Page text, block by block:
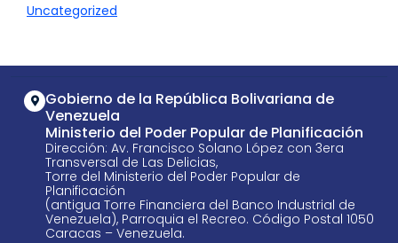
Uncategorized
Gobierno de la República Bolivariana de
Venezuela
Ministerio del Poder Popular de Planificación
Dirección: Av. Francisco Solano López con 3era
Transversal de Las Delicias,
Torre del Ministerio del Poder Popular de
Planificación
(antigua Torre Financiera del Banco Industrial de
Venezuela), Parroquia el Recreo. Código Postal 1050
Caracas – Venezuela.